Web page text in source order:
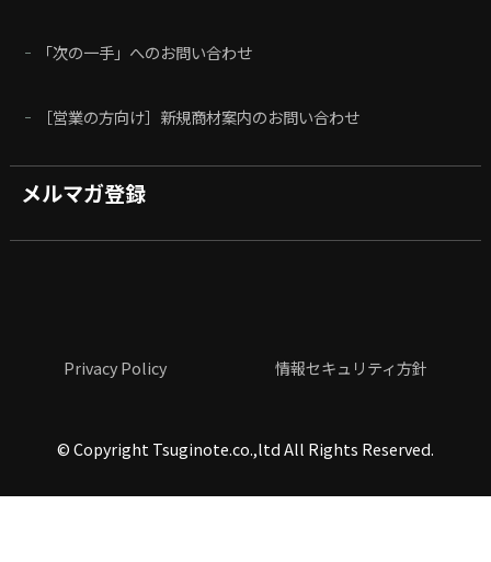
「次の一手」へのお問い合わせ
［営業の方向け］新規商材案内のお問い合わせ
メルマガ登録
©Copyright Tsuginote.co.,ltd All Rights Reserved.
Privacy Policy 情報セキュリティ方針